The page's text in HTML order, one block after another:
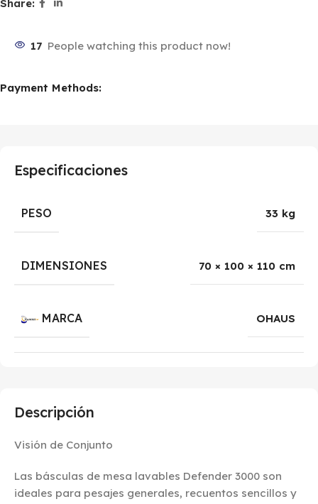
Share:
17 People watching this product now!
Payment Methods:
Descripción
Visión de Conjunto
Las básculas de mesa lavables Defender 3000 son
ideales para pesajes generales, recuentos sencillos y
Especificaciones
PESO 33 kg
DIMENSIONES 70 × 100 × 110 cm
MARCA OHAUS